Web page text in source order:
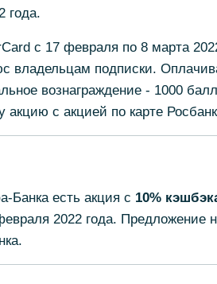
года.
с 17 февраля по 8 марта
владельцам подписки.
вознаграждение - 1000
акцию с акцией по карте
Банка есть акция с 10%
2022 года. Предложение